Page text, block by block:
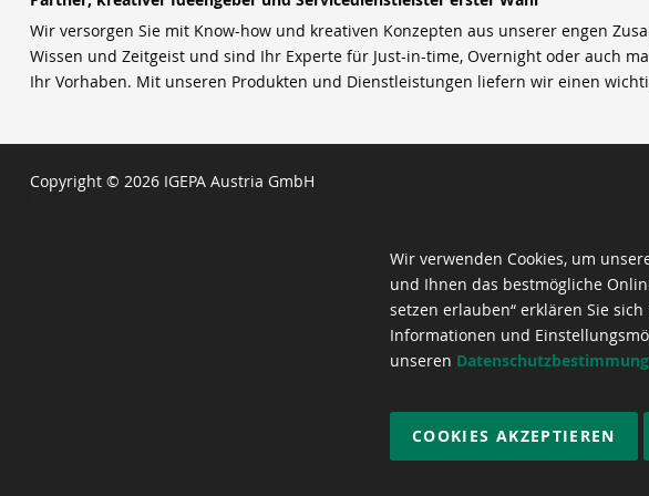
Wir versorgen Sie mit Know-how und kreativen Konzepten aus unserer engen
Wissen und Zeitgeist und sind Ihr Experte für Just-in-time, Overnight oder auch
Ihr Vorhaben. Mit unseren Produkten und Dienstleistungen liefern wir einen
Copyright © 2026 IGEPA Austria GmbH
Wir verwenden Cookies, um
und Ihnen das bestmögliche
setzen erlauben“ erklären Sie
Informationen und
unseren
COOKIES AKZEPTIEREN